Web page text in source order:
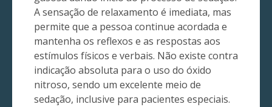
A sensação de relaxamento é imediata, mas
permite que a pessoa continue acordada e
mantenha os reflexos e as respostas aos
estímulos físicos e verbais. Não existe contra
indicação absoluta para o uso do óxido
nitroso, sendo um excelente meio de
sedação, inclusive para pacientes especiais.